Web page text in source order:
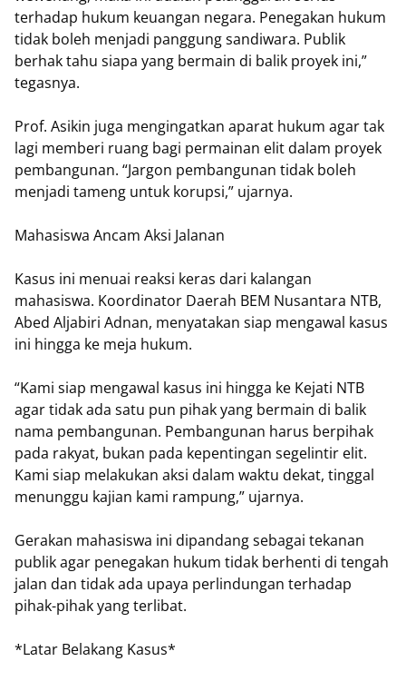
terhadap hukum keuangan negara. Penegakan hukum
tidak boleh menjadi panggung sandiwara. Publik
berhak tahu siapa yang bermain di balik proyek ini,”
tegasnya.
Prof. Asikin juga mengingatkan aparat hukum agar tak
lagi memberi ruang bagi permainan elit dalam proyek
pembangunan. “Jargon pembangunan tidak boleh
menjadi tameng untuk korupsi,” ujarnya.
Mahasiswa Ancam Aksi Jalanan
Kasus ini menuai reaksi keras dari kalangan
mahasiswa. Koordinator Daerah BEM Nusantara NTB,
Abed Aljabiri Adnan, menyatakan siap mengawal kasus
ini hingga ke meja hukum.
“Kami siap mengawal kasus ini hingga ke Kejati NTB
agar tidak ada satu pun pihak yang bermain di balik
nama pembangunan. Pembangunan harus berpihak
pada rakyat, bukan pada kepentingan segelintir elit.
Kami siap melakukan aksi dalam waktu dekat, tinggal
menunggu kajian kami rampung,” ujarnya.
Gerakan mahasiswa ini dipandang sebagai tekanan
publik agar penegakan hukum tidak berhenti di tengah
jalan dan tidak ada upaya perlindungan terhadap
pihak-pihak yang terlibat.
*Latar Belakang Kasus*